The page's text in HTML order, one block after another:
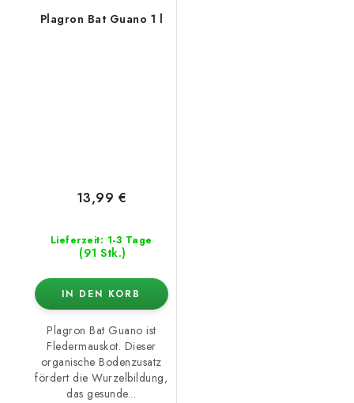
Plagron Bat Guano 1 l
Lieferzeit: 1-3 Tage
(91 Stk.)
13,99 €
IN DEN KORB
Plagron Bat Guano ist
Fledermauskot. Dieser
organische Bodenzusatz
fördert die Wurzelbildung,
das gesunde...